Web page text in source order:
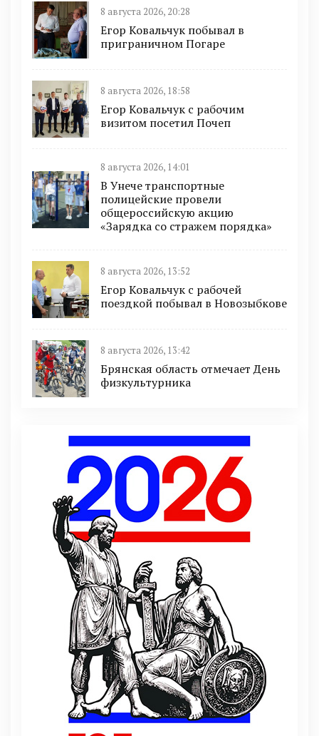
8 августа 2026, 20:28
Егор Ковальчук побывал в
приграничном Погаре
8 августа 2026, 18:58
Егор Ковальчук с рабочим
визитом посетил Почеп
8 августа 2026, 14:01
В Унече транспортные
полицейские провели
общероссийскую акцию
«Зарядка со стражем порядка»
8 августа 2026, 13:52
Егор Ковальчук с рабочей
поездкой побывал в Новозыбкове
8 августа 2026, 13:42
Брянская область отмечает День
физкультурника